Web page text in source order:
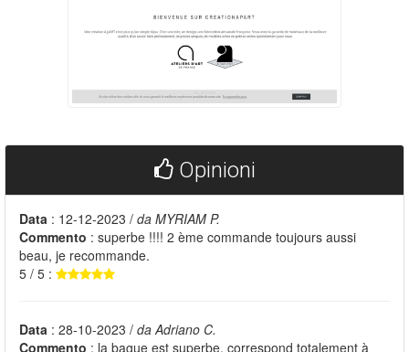
Opinioni
Data : 12-12-2023 / da MYRIAM P.
Commento : superbe !!!! 2 ème commande toujours aussi
beau, je recommande.
5 / 5 :
Data : 28-10-2023 / da Adriano C.
Commento : la bague est superbe. correspond totalement à